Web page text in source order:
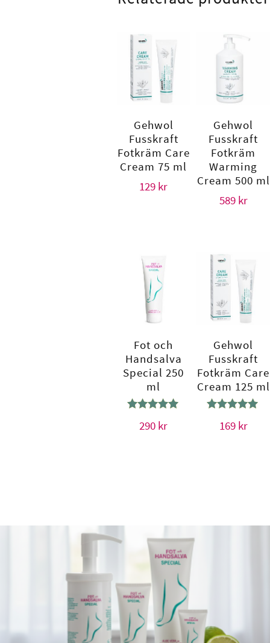
Gehwol
Fusskraft
Fotkräm Care
Cream 75 ml
129 kr
Gehwol
Fusskraft
Fotkräm
Warming
Cream 500 ml
589 kr
Fot och
Handsalva
Special 250
ml
4.89
290 kr
Gehwol
Fusskraft
Fotkräm Care
Cream 125 ml
5.00
169 kr